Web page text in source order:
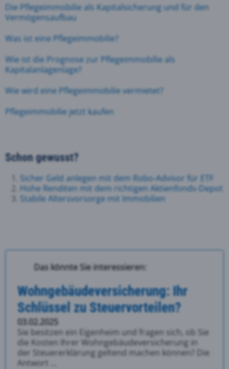
Die Pflegeimmobilie als Kapitalsicherung und für den
Vermögensaufbau
Was ist eine Pflegeimmobilie?
Wie ist die Prognose zur Pflegeimmobilie als
Kapitalanlagenlage?
Wie wird eine Pflegeimmobilie vermietet?
Pflegeimmobilie jetzt kaufen
Schon gewusst?
Sicher Geld anlegen mit dem Robo-Advisor für ETF
Hohe Renditen mit dem richtigen Aktienfonds-Depot
Stabile Altersvorsorge mit Immobilien
Das könnte Sie interessieren:
Wohngebäudeversicherung: Ihr
Schlüssel zu Steuervorteilen?
03.02.2025
Sie besitzen ein Eigenheim und fragen sich, ob Sie
die Kosten Ihrer Wohngebäudeversicherung in
der Steuererklärung geltend machen können? Die
Antwort ...